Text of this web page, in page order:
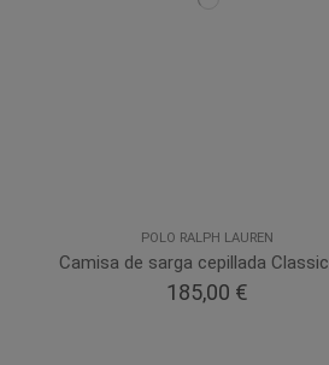
POLO RALPH LAUREN
Camisa de sarga cepillada
185,00 €